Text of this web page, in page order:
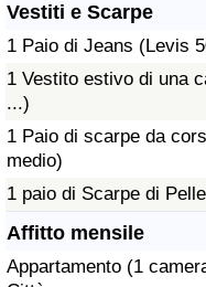
Vestiti e Scarpe
1 Paio di Jeans (Levis
1 Vestito estivo di una
...)
1 Paio di scarpe da
medio)
1 paio di Scarpe di
Affitto mensile
Appartamento (1